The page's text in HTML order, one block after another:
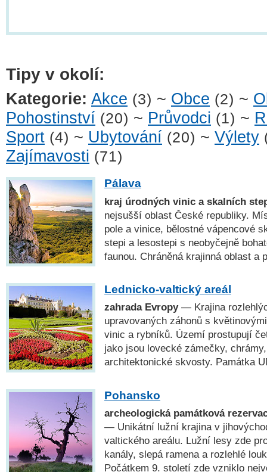
Tipy v okolí:
Kategorie: Akce (3) ~ Obce (2) ~
Pohostinství (20) ~ Průvodci (1) ~
Sport (4) ~ Ubytování (20) ~ Výlety
Zajímavosti (71)
Pálava
kraj úrodných vinic a skalních
nejsušší oblast České republiky.
pole a vinice, bělostné vápencové
stepi a lesostepi s neobyčejně
faunou. Chráněná krajinná oblast a
Lednicko-valtický areál
zahrada Evropy— Krajina
upravovaných záhonů s
vinic a rybníků. Území prostupují
jako jsou lovecké zámečky,
architektonické skvosty. Památka
Pohansko
archeologická památková
— Unikátní lužní krajina v
valtického areálu. Lužní lesy zde
kanály, slepá ramena a rozlehlé
Počátkem 9. století zde vzniklo